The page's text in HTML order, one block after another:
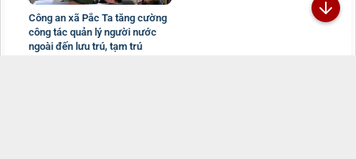
Công an xã Pắc Ta tăng cường
công tác quản lý người nước
ngoài đến lưu trú, tạm trú